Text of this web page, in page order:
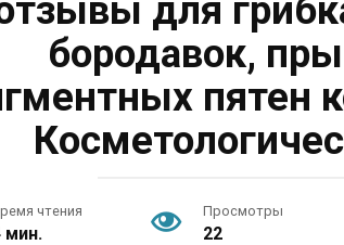
для
бородавок,
пятен
чтения
мин.
Просмотры
22